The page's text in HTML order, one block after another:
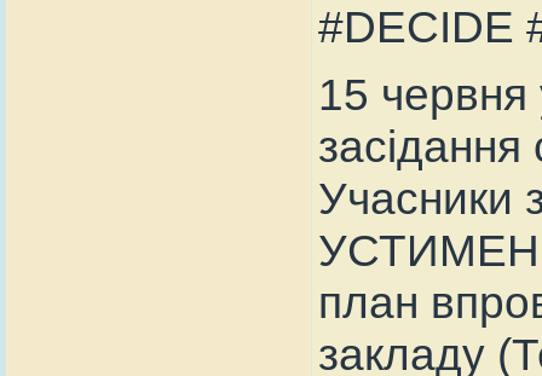
#DECIDE
15 червня
засідання
Учасники
план
закладу